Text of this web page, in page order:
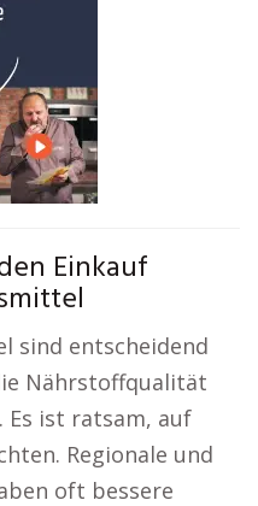
Einkauf
sind entscheidend
Nährstoffqualität
Es ist ratsam, auf
Regionale und
oft bessere